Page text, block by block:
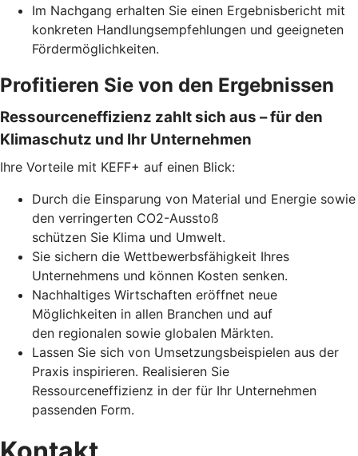
Im Nachgang erhalten Sie einen Ergebnisbericht mit
konkreten Handlungsempfehlungen und geeigneten
Fördermöglichkeiten.
Profitieren Sie von den Ergebnissen
Ressourceneffizienz zahlt sich aus – für den
Klimaschutz und Ihr Unternehmen
Ihre Vorteile mit KEFF+ auf einen Blick:
Durch die Einsparung von Material und Energie sowie
den verringerten CO2-Ausstoß
schützen Sie Klima und Umwelt.
Sie sichern die Wettbewerbsfähigkeit Ihres
Unternehmens und können Kosten senken.
Nachhaltiges Wirtschaften eröffnet neue
Möglichkeiten in allen Branchen und auf
den regionalen sowie globalen Märkten.
Lassen Sie sich von Umsetzungsbeispielen aus der
Praxis inspirieren. Realisieren Sie
Ressourceneffizienz in der für Ihr Unternehmen
passenden Form.